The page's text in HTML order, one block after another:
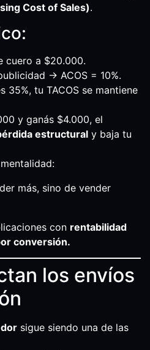
Cost of Sales).
cuero a $20.000.
→ ACOS = 10%.
35%, tu TACOS se mantiene
y ganás $4.000, el
estructural y baja tu
más, sino de vender
con rentabilidad
conversión.
los envíos
sigue siendo una de las